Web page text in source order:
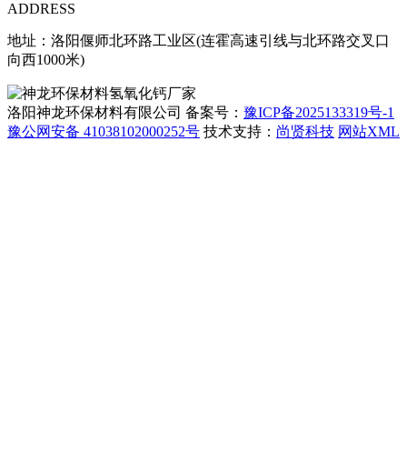
ADDRESS
地址：洛阳偃师北环路工业区(连霍高速引线与北环路交叉口
向西1000米)
洛阳神龙环保材料有限公司 备案号： 豫ICP备2025133319号-1
豫公网安备 41038102000252号 技术支持： 尚贤科技 网站XML